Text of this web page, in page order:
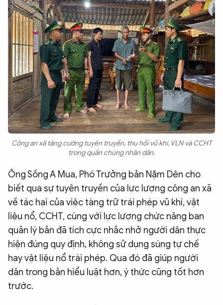
Công an xã tăng cường tuyên truyền, thu hồi vũ khí, VLN và CCHT
trong quần chúng nhân dân.
Ông Sồng A Mua, Phó Trưởng bản Nặm Dên cho
biết qua sự tuyên truyền của lực lượng công an xã
về tác hại của việc tàng trữ trái phép vũ khí, vật
liệu nổ, CCHT, cùng với lực lượng chức năng ban
quản lý bản đã tích cực nhắc nhở người dân thực
hiện đúng quy định, không sử dụng súng tự chế
hay vật liệu nổ trái phép. Qua đó đã giúp người
dân trong bản hiểu luật hơn, ý thức cũng tốt hơn
trước.